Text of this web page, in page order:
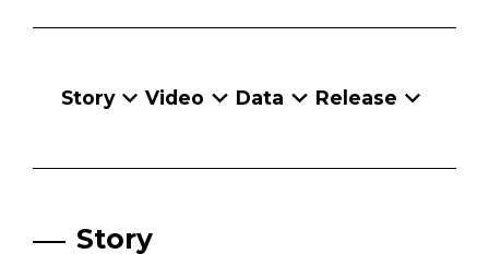
Story Video Data Release
Story